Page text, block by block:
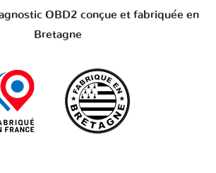
OBD2 conçue et fabriquée en
Bretagne